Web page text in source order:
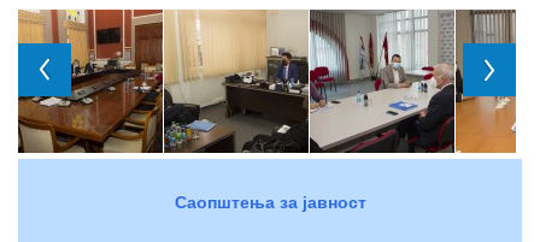
Саопштења за јавност